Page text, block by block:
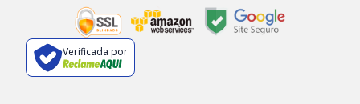
Verificada por